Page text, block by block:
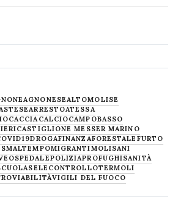
AGNONESEALTOMOLISE
ARRESTOATESSA
CACCIACALCIOCAMPOBASSO
CASTIGLIONE MESSER MARINO
DROGAFINANZAFORESTALE FURTO
MALTEMPOMIGRANTIMOLISANI
OSPEDALEPOLIZIAPROFUGHISANITÀ
SELECONTROLLOTERMOLI
VIABILITÀVIGILI DEL FUOCO